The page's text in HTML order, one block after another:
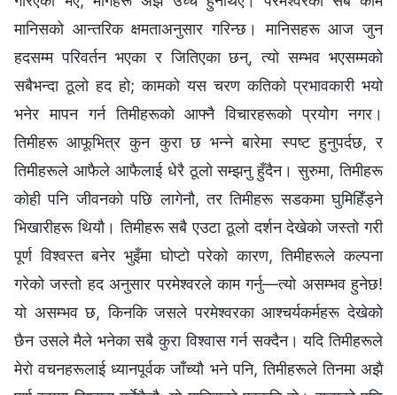
मानिसको आन्तरिक क्षमताअनुसार गरिन्छ। मानिसहरू आज जुन
हदसम्म परिवर्तन भएका र जितिएका छन्, त्यो सम्‍भव भएसम्‍मको
सबैभन्दा ठूलो हद हो; कामको यस चरण कतिको प्रभावकारी भयो
भनेर मापन गर्न तिमीहरूको आफ्नै विचारहरूको प्रयोग नगर।
तिमीहरू आफूभित्र कुन कुरा छ भन्‍ने बारेमा स्पष्ट हुनुपर्दछ, र
तिमीहरूले आफैले आफैलाई धेरै ठूलो सम्झनु हुँदैन। सुरुमा, तिमीहरू
कोही पनि जीवनको पछि लागेनौ, तर तिमीहरू सडकमा घुमिहिँड्ने
भिखारीहरू थियौ। तिमीहरू सबै एउटा ठूलो दर्शन देखेको जस्तो गरी
पूर्ण विश्‍वस्त बनेर भुइँमा घोप्टो परेको कारण, तिमीहरूले कल्‍पना
गरेको जस्तो हद अनुसार परमेश्‍वरले काम गर्नु—त्यो असम्भव हुनेछ!
यो असम्भव छ, किनकि जसले परमेश्‍वरका आश्‍चर्यकर्महरू देखेको
छैन उसले मैले भनेका सबै कुरा विश्‍वास गर्न सक्दैन। यदि तिमीहरूले
मेरो वचनहरूलाई ध्यानपूर्वक जाँच्यौ भने पनि, तिमीहरूले तिनमा अझै